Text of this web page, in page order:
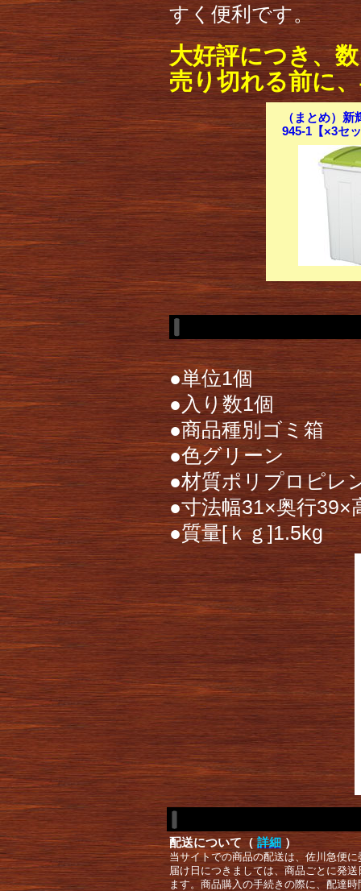
すく便利です。
大好評につき、
売り切れる前に
（まとめ）
945-1【×3セ
●単位1個
●入り数1個
●商品種別ゴミ箱
●色グリーン
●材質ポリプロピレ
●寸法幅31×奥行39×
●質量[ｋｇ]1.5kg
配送について（ 詳細 ）
当サイトでの商品の配送は、佐川急便
届け日につきましては、商品ごとに発
ます。商品購入の手続きの際に、配達